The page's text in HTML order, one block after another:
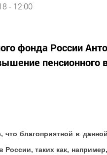
- 12:00
фонда России
пенсионного
что благоприятной в
России, таких как,